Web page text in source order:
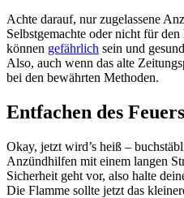
Achte darauf, nur zugelassene
Selbstgemachte oder nicht für
können gefährlich sein und
Also, auch wenn das alte
bei den bewährten Methoden.
Entfachen des
Okay, jetzt wird’s heiß –
Anzündhilfen mit einem langen
Sicherheit geht vor, also halte
Die Flamme sollte jetzt das